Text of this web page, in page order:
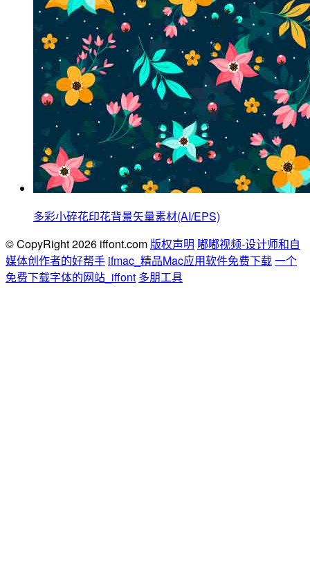
多彩小碎花印花背景矢量素材(AI/EPS)
© CopyRight 2026 iffont.com 版权声明 嘟嘟视频-设计师和自
媒体创作者的好帮手 ifmac_精品Mac应用软件免费下载一个
免费下载字体的网站_iffont 多朋工具